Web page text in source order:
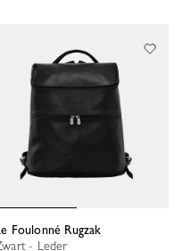
Le Foulonné Rugzak
Zwart - Leder